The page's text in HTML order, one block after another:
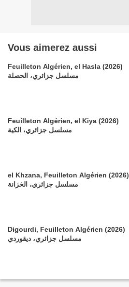
Vous aimerez aussi
Feuilleton Algérien, el Hasla (2026)
مسلسل جزائري، الحصلة
Feuilleton Algérien, el Kiya (2026)
مسلسل جزائري، الكية
el Khzana, Feuilleton Algérien (2026)
مسلسل جزائري، الخزانة
Digourdi, Feuilleton Algérien (2026)
مسلسل جزائري، ديقوردي